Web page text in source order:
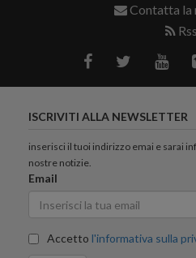
Contatta la
Rss
ISCRIVITI ALLA NEWSLETTER
inserisci il tuoi indirizzo emai e sarai
nostre notizie.
Email
Accetto l'informativa sulla